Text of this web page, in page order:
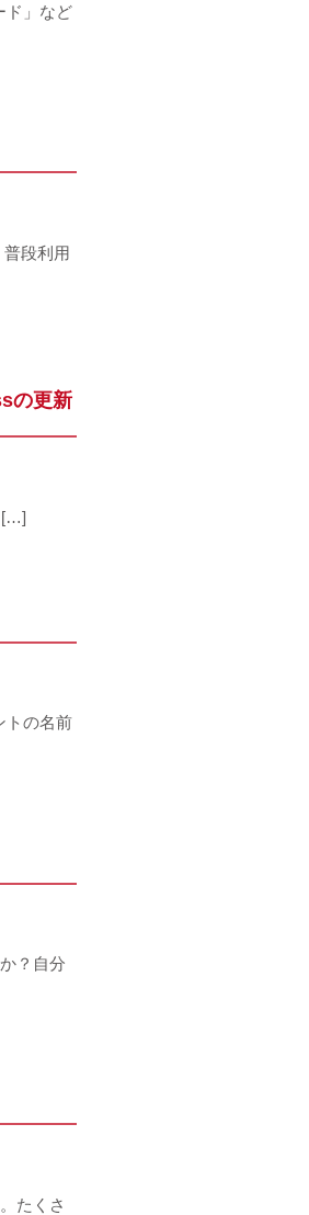
ド」など
段利用
の更新
[…]
トの名前
？自分
たくさ